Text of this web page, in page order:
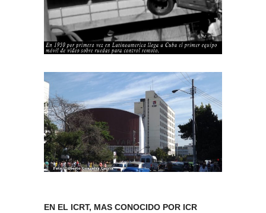
EN EL ICRT, MAS CONOCIDO POR ICR